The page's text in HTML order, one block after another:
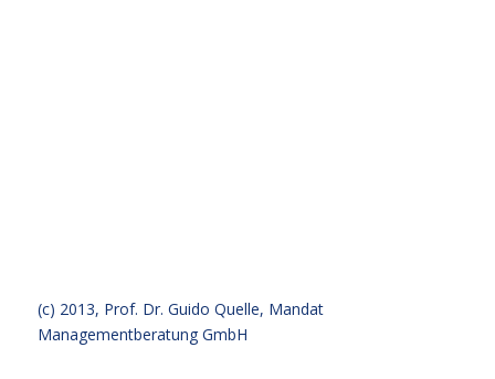
(c) 2013, Prof. Dr. Guido Quelle, Mandat
Managementberatung GmbH